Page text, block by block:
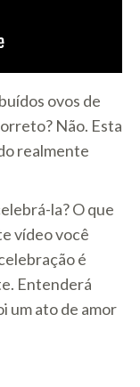
ovos de
Não. Esta
realmente
la? O que
vídeo você
é
Entenderá
um ato de amor